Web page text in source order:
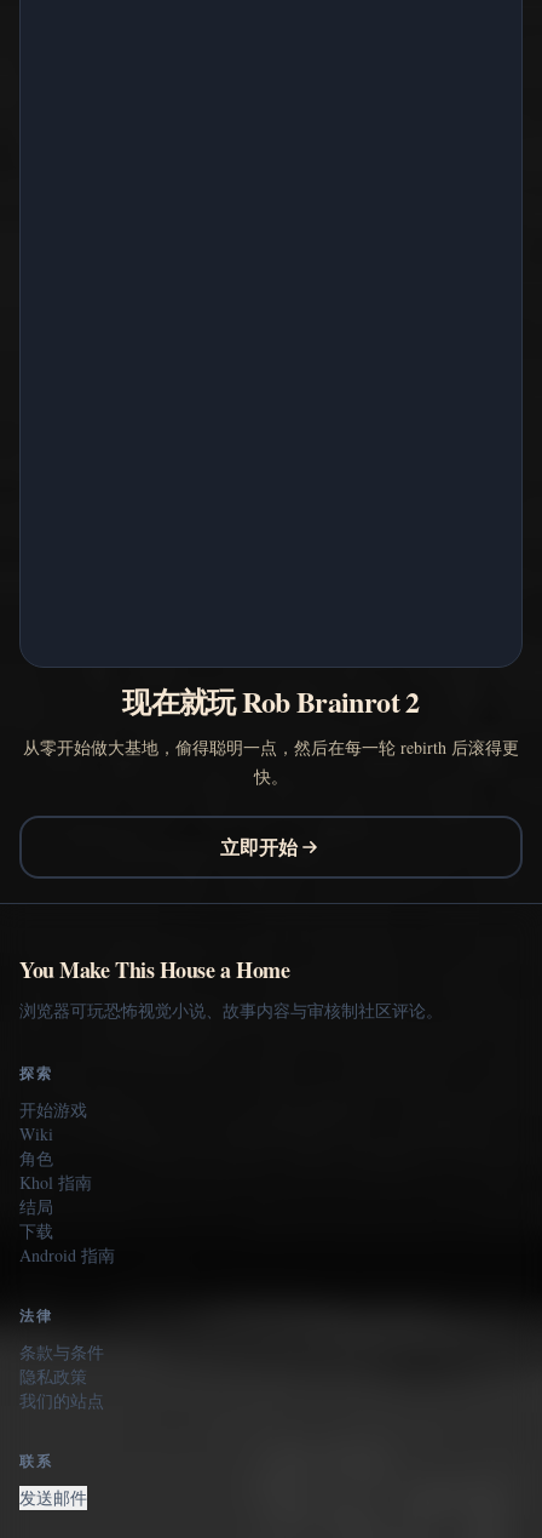
现在就玩 Rob Brainrot 2
从零开始做大基地，偷得聪明一点，然后在每一轮 rebirth 后滚得更
快。
立即开始
You Make This House a Home
浏览器可玩恐怖视觉小说、故事内容与审核制社区评论。
探索
开始游戏
Wiki
角色
Khol 指南
结局
下载
Android 指南
法律
条款与条件
隐私政策
我们的站点
联系
发送邮件